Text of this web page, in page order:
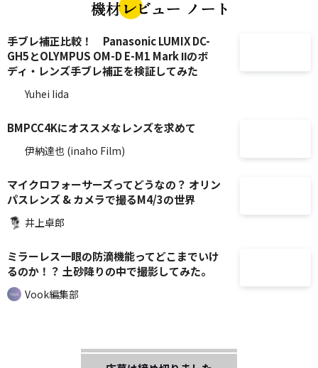
手ブレ補正比較！ Panasonic LUMIX DC-
GH5とOLYMPUS OM-D E-M1 Mark Ⅱのボ
ディ・レンズ手ブレ補正を検証してみた
Yuhei Iida
BMPCC4Kにオススメなレンズを求めて
伊納達也 (inaho Film)
マイクロフォーサーズってどうなの？ オリン
パスレンズ & カメラで撮るM4/3の世界
井上卓郎
ミラーレス一眼の防滴機能ってどこまでいけ
るのか！？ 土砂降りの中で撮影してみた。
Vook編集部